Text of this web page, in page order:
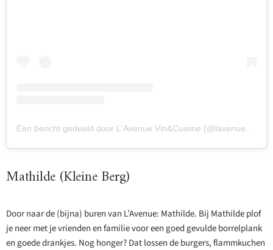
Mathilde (Kleine Berg)
Door naar de (bijna) buren van L’Avenue: Mathilde. Bij Mathilde plof
je neer met je vrienden en familie voor een goed gevulde borrelplank
en goede drankjes. Nog honger? Dat lossen de burgers, flammkuchen